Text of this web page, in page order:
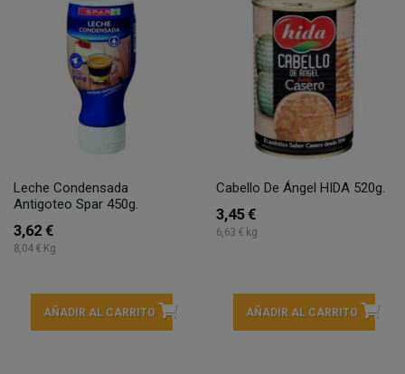
Leche Condensada
Antigoteo Spar 450g.
3,62 €
8,04 € Kg
AÑADIR AL CARRITO
Cabello De Ángel HIDA 520g.
3,45 €
6,63 € kg
AÑADIR AL CARRITO